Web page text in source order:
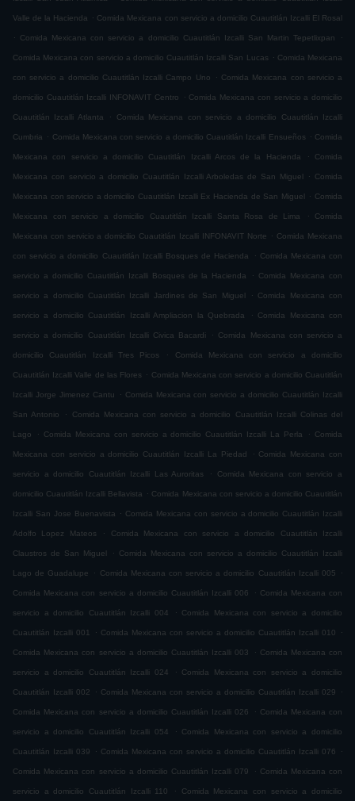
Valle de la Hacienda . Comida Mexicana con servicio a domicilio Cuautitlán Izcalli El Rosal
.
Comida Mexicana con servicio a domicilio Cuautitlán Izcalli San Martin Tepetlixpan .
Comida Mexicana con servicio a domicilio Cuautitlán Izcalli San Lucas . Comida Mexicana
con servicio a domicilio Cuautitlán Izcalli Campo Uno . Comida Mexicana con servicio a
domicilio Cuautitlán Izcalli INFONAVIT Centro . Comida Mexicana con servicio a domicilio
Cuautitlán Izcalli Atlanta . Comida Mexicana con servicio a domicilio Cuautitlán Izcalli
Cumbria . Comida Mexicana con servicio a domicilio Cuautitlán Izcalli Ensueños . Comida
Mexicana con servicio a domicilio Cuautitlán Izcalli Arcos de la Hacienda . Comida
Mexicana con servicio a domicilio Cuautitlán Izcalli Arboledas de San Miguel . Comida
Mexicana con servicio a domicilio Cuautitlán Izcalli Ex Hacienda de San Miguel . Comida
Mexicana con servicio a domicilio Cuautitlán Izcalli Santa Rosa de Lima . Comida
Mexicana con servicio a domicilio Cuautitlán Izcalli INFONAVIT Norte . Comida Mexicana
con servicio a domicilio Cuautitlán Izcalli Bosques de Hacienda . Comida Mexicana con
servicio a domicilio Cuautitlán Izcalli Bosques de la Hacienda . Comida Mexicana con
servicio a domicilio Cuautitlán Izcalli Jardines de San Miguel . Comida Mexicana con
servicio a domicilio Cuautitlán Izcalli Ampliacion la Quebrada . Comida Mexicana con
servicio a domicilio Cuautitlán Izcalli Civica Bacardi . Comida Mexicana con servicio a
domicilio Cuautitlán Izcalli Tres Picos . Comida Mexicana con servicio a domicilio
Cuautitlán Izcalli Valle de las Flores . Comida Mexicana con servicio a domicilio Cuautitlán
Izcalli Jorge Jimenez Cantu . Comida Mexicana con servicio a domicilio Cuautitlán Izcalli
San Antonio . Comida Mexicana con servicio a domicilio Cuautitlán Izcalli Colinas del
Lago . Comida Mexicana con servicio a domicilio Cuautitlán Izcalli La Perla . Comida
Mexicana con servicio a domicilio Cuautitlán Izcalli La Piedad . Comida Mexicana con
servicio a domicilio Cuautitlán Izcalli Las Auroritas . Comida Mexicana con servicio a
domicilio Cuautitlán Izcalli Bellavista . Comida Mexicana con servicio a domicilio Cuautitlán
Izcalli San Jose Buenavista . Comida Mexicana con servicio a domicilio Cuautitlán Izcalli
Adolfo Lopez Mateos . Comida Mexicana con servicio a domicilio Cuautitlán Izcalli
Claustros de San Miguel . Comida Mexicana con servicio a domicilio Cuautitlán Izcalli
Lago de Guadalupe . Comida Mexicana con servicio a domicilio Cuautitlán Izcalli 005 .
Comida Mexicana con servicio a domicilio Cuautitlán Izcalli 006 . Comida Mexicana con
servicio a domicilio Cuautitlán Izcalli 004 . Comida Mexicana con servicio a domicilio
Cuautitlán Izcalli 001 . Comida Mexicana con servicio a domicilio Cuautitlán Izcalli 010 .
Comida Mexicana con servicio a domicilio Cuautitlán Izcalli 003 . Comida Mexicana con
servicio a domicilio Cuautitlán Izcalli 024 . Comida Mexicana con servicio a domicilio
Cuautitlán Izcalli 002 . Comida Mexicana con servicio a domicilio Cuautitlán Izcalli 029 .
Comida Mexicana con servicio a domicilio Cuautitlán Izcalli 026 . Comida Mexicana con
servicio a domicilio Cuautitlán Izcalli 054 . Comida Mexicana con servicio a domicilio
Cuautitlán Izcalli 039 . Comida Mexicana con servicio a domicilio Cuautitlán Izcalli 076 .
Comida Mexicana con servicio a domicilio Cuautitlán Izcalli 079 . Comida Mexicana con
servicio a domicilio Cuautitlán Izcalli 110 . Comida Mexicana con servicio a domicilio